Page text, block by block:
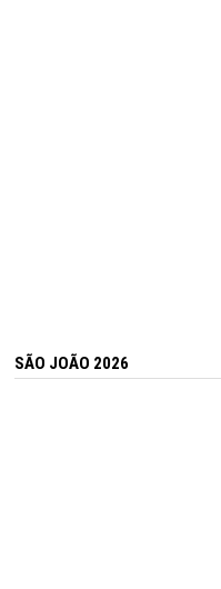
SÃO JOÃO 2026